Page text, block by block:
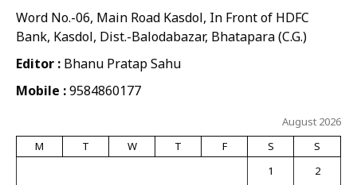
Word No.-06, Main Road Kasdol, In Front of HDFC
Bank, Kasdol, Dist.-Balodabazar, Bhatapara (C.G.)
Editor : Bhanu Pratap Sahu
Mobile :9584860177
August 2026
M
T W T F S
S
1
2